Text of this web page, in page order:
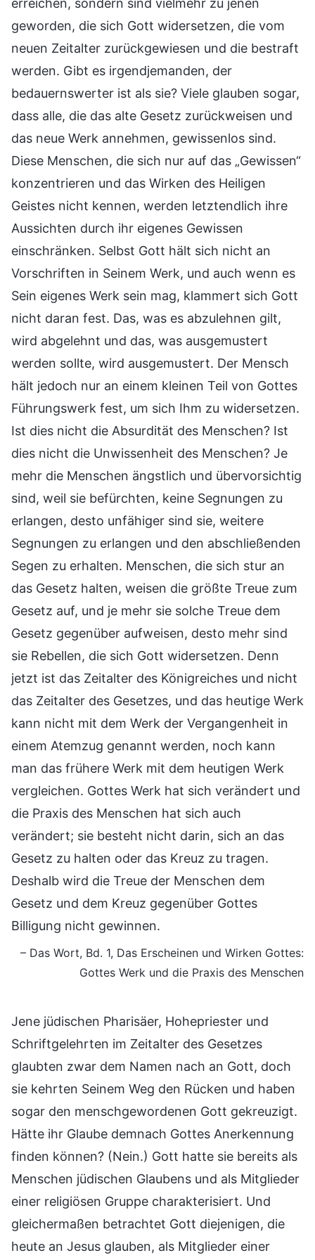
geworden, die sich Gott widersetzen, die vom
neuen Zeitalter zurückgewiesen und die bestraft
werden. Gibt es irgendjemanden, der
bedauernswerter ist als sie? Viele glauben sogar,
dass alle, die das alte Gesetz zurückweisen und
das neue Werk annehmen, gewissenlos sind.
Diese Menschen, die sich nur auf das „Gewissen“
konzentrieren und das Wirken des Heiligen
Geistes nicht kennen, werden letztendlich ihre
Aussichten durch ihr eigenes Gewissen
einschränken. Selbst Gott hält sich nicht an
Vorschriften in Seinem Werk, und auch wenn es
Sein eigenes Werk sein mag, klammert sich Gott
nicht daran fest. Das, was es abzulehnen gilt,
wird abgelehnt und das, was ausgemustert
werden sollte, wird ausgemustert. Der Mensch
hält jedoch nur an einem kleinen Teil von Gottes
Führungswerk fest, um sich Ihm zu widersetzen.
Ist dies nicht die Absurdität des Menschen? Ist
dies nicht die Unwissenheit des Menschen? Je
mehr die Menschen ängstlich und übervorsichtig
sind, weil sie befürchten, keine Segnungen zu
erlangen, desto unfähiger sind sie, weitere
Segnungen zu erlangen und den abschließenden
Segen zu erhalten. Menschen, die sich stur an
das Gesetz halten, weisen die größte Treue zum
Gesetz auf, und je mehr sie solche Treue dem
Gesetz gegenüber aufweisen, desto mehr sind
sie Rebellen, die sich Gott widersetzen. Denn
jetzt ist das Zeitalter des Königreiches und nicht
das Zeitalter des Gesetzes, und das heutige Werk
kann nicht mit dem Werk der Vergangenheit in
einem Atemzug genannt werden, noch kann
man das frühere Werk mit dem heutigen Werk
vergleichen. Gottes Werk hat sich verändert und
die Praxis des Menschen hat sich auch
verändert; sie besteht nicht darin, sich an das
Gesetz zu halten oder das Kreuz zu tragen.
Deshalb wird die Treue der Menschen dem
Gesetz und dem Kreuz gegenüber Gottes
Billigung nicht gewinnen.
– Das Wort, Bd. 1, Das Erscheinen und Wirken Gottes:
Gottes Werk und die Praxis des Menschen
Jene jüdischen Pharisäer, Hohepriester und
Schriftgelehrten im Zeitalter des Gesetzes
glaubten zwar dem Namen nach an Gott, doch
sie kehrten Seinem Weg den Rücken und haben
sogar den menschgewordenen Gott gekreuzigt.
Hätte ihr Glaube demnach Gottes Anerkennung
finden können? (Nein.) Gott hatte sie bereits als
Menschen jüdischen Glaubens und als Mitglieder
einer religiösen Gruppe charakterisiert. Und
gleichermaßen betrachtet Gott diejenigen, die
heute an Jesus glauben, als Mitglieder einer